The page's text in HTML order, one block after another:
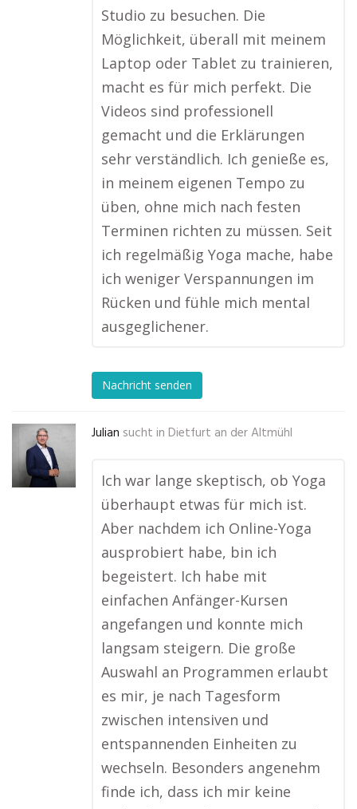
Studio zu besuchen. Die
Möglichkeit, überall mit meinem
Laptop oder Tablet zu trainieren,
macht es für mich perfekt. Die
Videos sind professionell
gemacht und die Erklärungen
sehr verständlich. Ich genieße es,
in meinem eigenen Tempo zu
üben, ohne mich nach festen
Terminen richten zu müssen. Seit
ich regelmäßig Yoga mache, habe
ich weniger Verspannungen im
Rücken und fühle mich mental
ausgeglichener.
Nachricht senden
Julian sucht in Dietfurt an der Altmühl
Ich war lange skeptisch, ob Yoga
überhaupt etwas für mich ist.
Aber nachdem ich Online-Yoga
ausprobiert habe, bin ich
begeistert. Ich habe mit
einfachen Anfänger-Kursen
angefangen und konnte mich
langsam steigern. Die große
Auswahl an Programmen erlaubt
es mir, je nach Tagesform
zwischen intensiven und
entspannenden Einheiten zu
wechseln. Besonders angenehm
finde ich, dass ich mir keine